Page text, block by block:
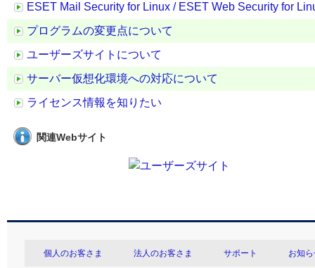
ESET Mail Security for Linux / ESET Web Security for
プログラムの変更点について
ユーザーズサイトについて
サーバー仮想化環境への対応について
ライセンス情報を知りたい
関連Webサイト
個人のお客さま 法人のお客さま サポート お知